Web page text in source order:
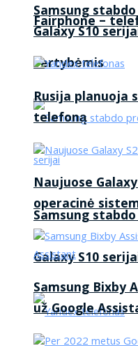
Fairphone –
vertybėmis
Samsung
Galaxy S10
Samsung
Galaxy S10
Rusija planuoja
telefoną
Naujuose
operacinė
Samsung Bixby
už Google